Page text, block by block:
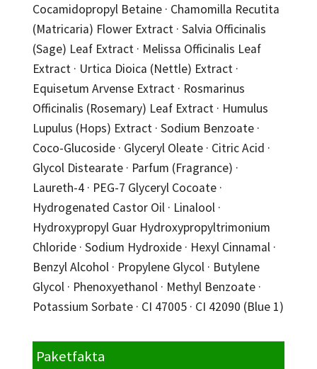
Cocamidopropyl Betaine · Chamomilla Recutita
(Matricaria) Flower Extract · Salvia Officinalis
(Sage) Leaf Extract · Melissa Officinalis Leaf
Extract · Urtica Dioica (Nettle) Extract ·
Equisetum Arvense Extract · Rosmarinus
Officinalis (Rosemary) Leaf Extract · Humulus
Lupulus (Hops) Extract · Sodium Benzoate ·
Coco-Glucoside · Glyceryl Oleate · Citric Acid ·
Glycol Distearate · Parfum (Fragrance) ·
Laureth-4 · PEG-7 Glyceryl Cocoate ·
Hydrogenated Castor Oil · Linalool ·
Hydroxypropyl Guar Hydroxypropyltrimonium
Chloride · Sodium Hydroxide · Hexyl Cinnamal ·
Benzyl Alcohol · Propylene Glycol · Butylene
Glycol · Phenoxyethanol · Methyl Benzoate ·
Potassium Sorbate · CI 47005 · CI 42090 (Blue 1)
Paketfakta